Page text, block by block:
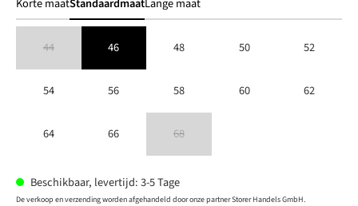
Korte maatStandaardmaatLange maat
44 46 48 50 52
54 56 58 60 62
64 66 68
Beschikbaar, levertijd: 3-5 Tage
De verkoop en verzending worden afgehandeld door onze partner Storer Handels GmbH.